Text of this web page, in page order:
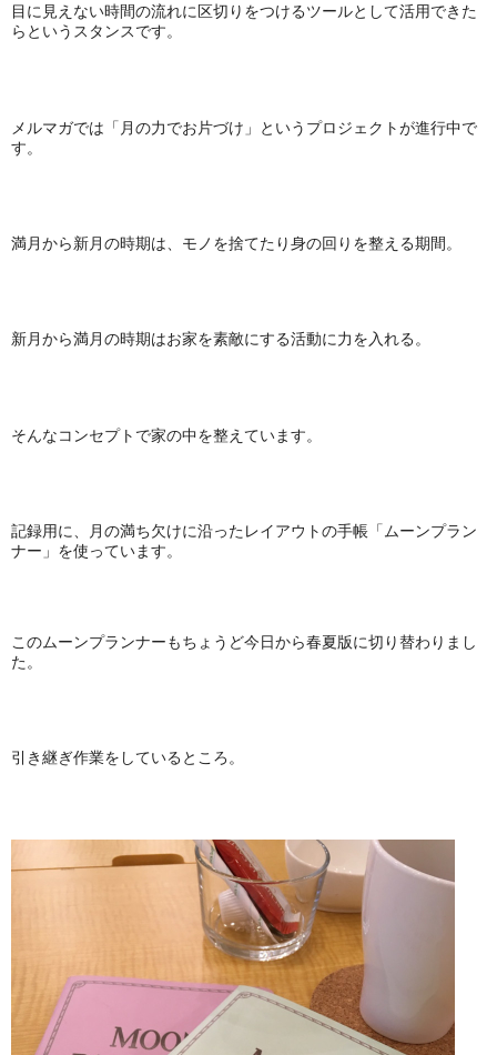
目に見えない時間の流れに区切りをつけるツールとして活用できた
らというスタンスです。
メルマガでは「月の力でお片づけ」というプロジェクトが進行中で
す。
満月から新月の時期は、モノを捨てたり身の回りを整える期間。
新月から満月の時期はお家を素敵にする活動に力を入れる。
そんなコンセプトで家の中を整えています。
記録用に、月の満ち欠けに沿ったレイアウトの手帳「ムーンプラン
ナー」を使っています。
このムーンプランナーもちょうど今日から春夏版に切り替わりまし
た。
引き継ぎ作業をしているところ。